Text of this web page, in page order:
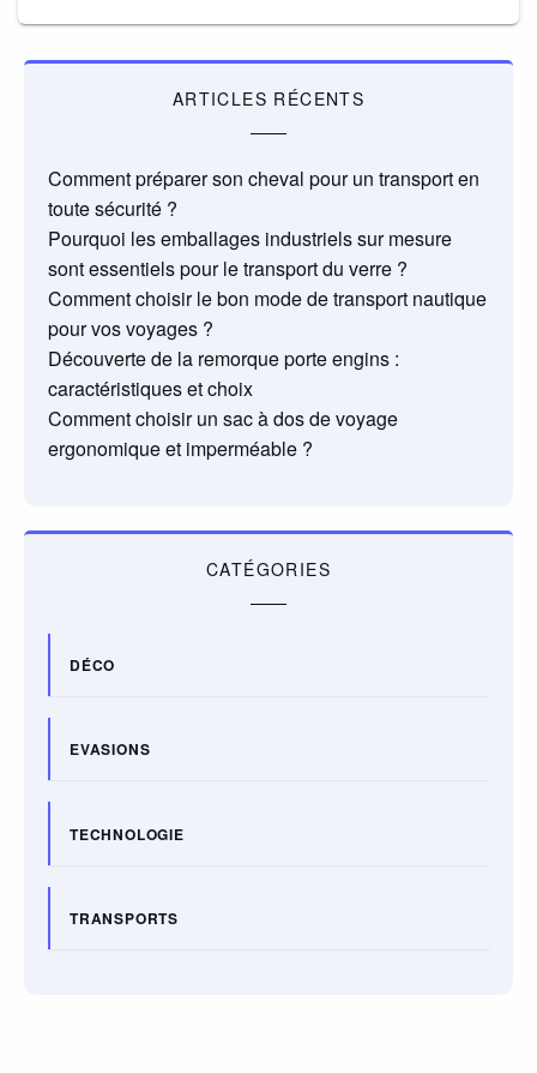
ARTICLES RÉCENTS
Comment préparer son cheval pour un transport en
toute sécurité ?
Pourquoi les emballages industriels sur mesure
sont essentiels pour le transport du verre ?
Comment choisir le bon mode de transport nautique
pour vos voyages ?
Découverte de la remorque porte engins :
caractéristiques et choix
Comment choisir un sac à dos de voyage
ergonomique et imperméable ?
CATÉGORIES
DÉCO
EVASIONS
TECHNOLOGIE
TRANSPORTS